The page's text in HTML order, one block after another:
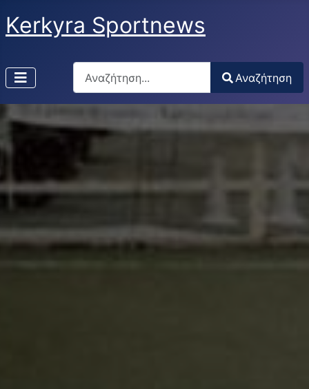
Kerkyra Sportnews
Αναζήτηση
Type 2 or more characters for results.
Αναζήτηση